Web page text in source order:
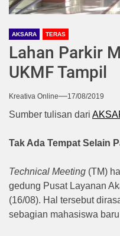
AKSARA TERAS
Lahan Parkir
UKMF Tampil
Kreativa Online 17/08/2019
Sumber tulisan dari
Tak Ada Tempat Selain
Technical Meeting (TM)
gedung Pusat Layanan
(16/08). Hal tersebut
sebagian mahasiswa